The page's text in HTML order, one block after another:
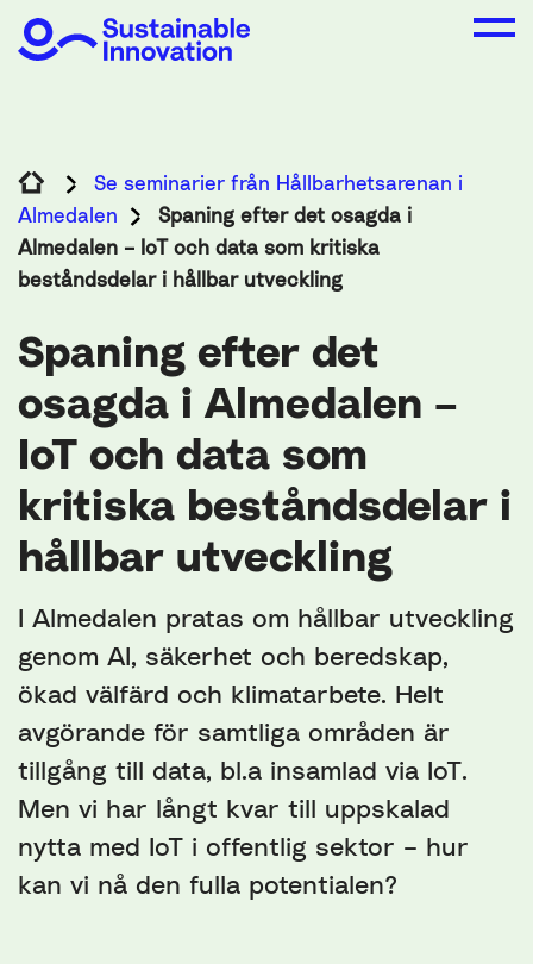
Se seminarier från Hållbarhetsarenan i
Almedalen
Spaning efter det osagda i
Almedalen – IoT och data som kritiska
beståndsdelar i hållbar utveckling
Spaning efter det
osagda i Almedalen –
IoT och data som
kritiska beståndsdelar i
hållbar utveckling
I Almedalen pratas om hållbar utveckling
genom AI, säkerhet och beredskap,
ökad välfärd och klimatarbete. Helt
avgörande för samtliga områden är
tillgång till data, bl.a insamlad via IoT.
Men vi har långt kvar till uppskalad
nytta med IoT i offentlig sektor – hur
kan vi nå den fulla potentialen?